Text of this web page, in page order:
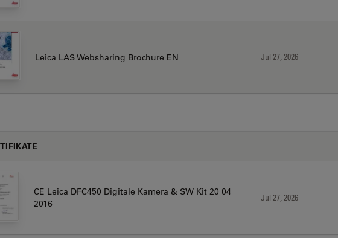
Leica LAS Websharing Brochure EN Jul 27, 2026
CE Leica DFC450 Digitale Kamera & SW Kit 20 04
2016
Jul 27, 2026